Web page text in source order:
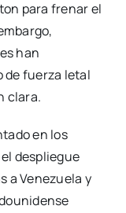
para frenar el
han
de fuerza letal
clara.
en los
despliegue
a Venezuela y